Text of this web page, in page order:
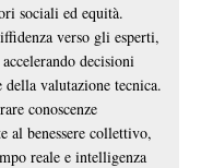
sociali ed equità.
verso gli esperti,
decisioni
valutazione tecnica.
conoscenze
al benessere collettivo,
reale e intelligenza